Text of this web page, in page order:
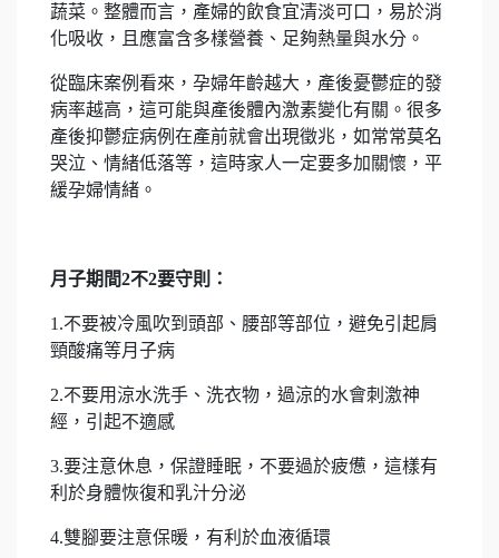
蔬菜。整體而言，產婦的飲食宜清淡可口，易於消
化吸收，且應富含多樣營養、足夠熱量與水分。
從臨床案例看來，孕婦年齡越大，產後憂鬱症的發
病率越高，這可能與產後體內激素變化有關。很多
產後抑鬱症病例在產前就會出現徵兆，如常常莫名
哭泣、情緒低落等，這時家人一定要多加關懷，平
緩孕婦情緒。
月子期間2不2要守則 ：
1.不要被冷風吹到頭部、腰部等部位，避免引起肩
頸酸痛等月子病
2.不要用涼水洗手、洗衣物，過涼的水會刺激神
經，引起不適感
3.要注意休息，保證睡眠，不要過於疲憊，這樣有
利於身體恢復和乳汁分泌
4.雙腳要注意保暖，有利於血液循環